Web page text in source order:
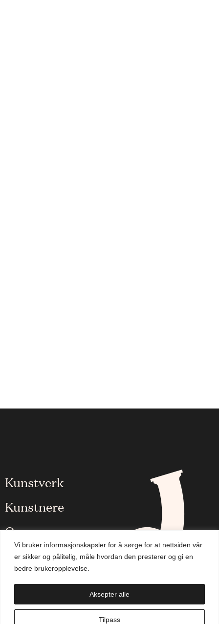
Vi bruker informasjonskapsler for å sørge for at nettsiden vår
er sikker og pålitelig, måle hvordan den presterer og gi en
bedre brukeropplevelse.
Tilpass
Aksepter alle
Kunstverk
Kunstnere
Om oss
Aktuelt
Handlekurv
NO